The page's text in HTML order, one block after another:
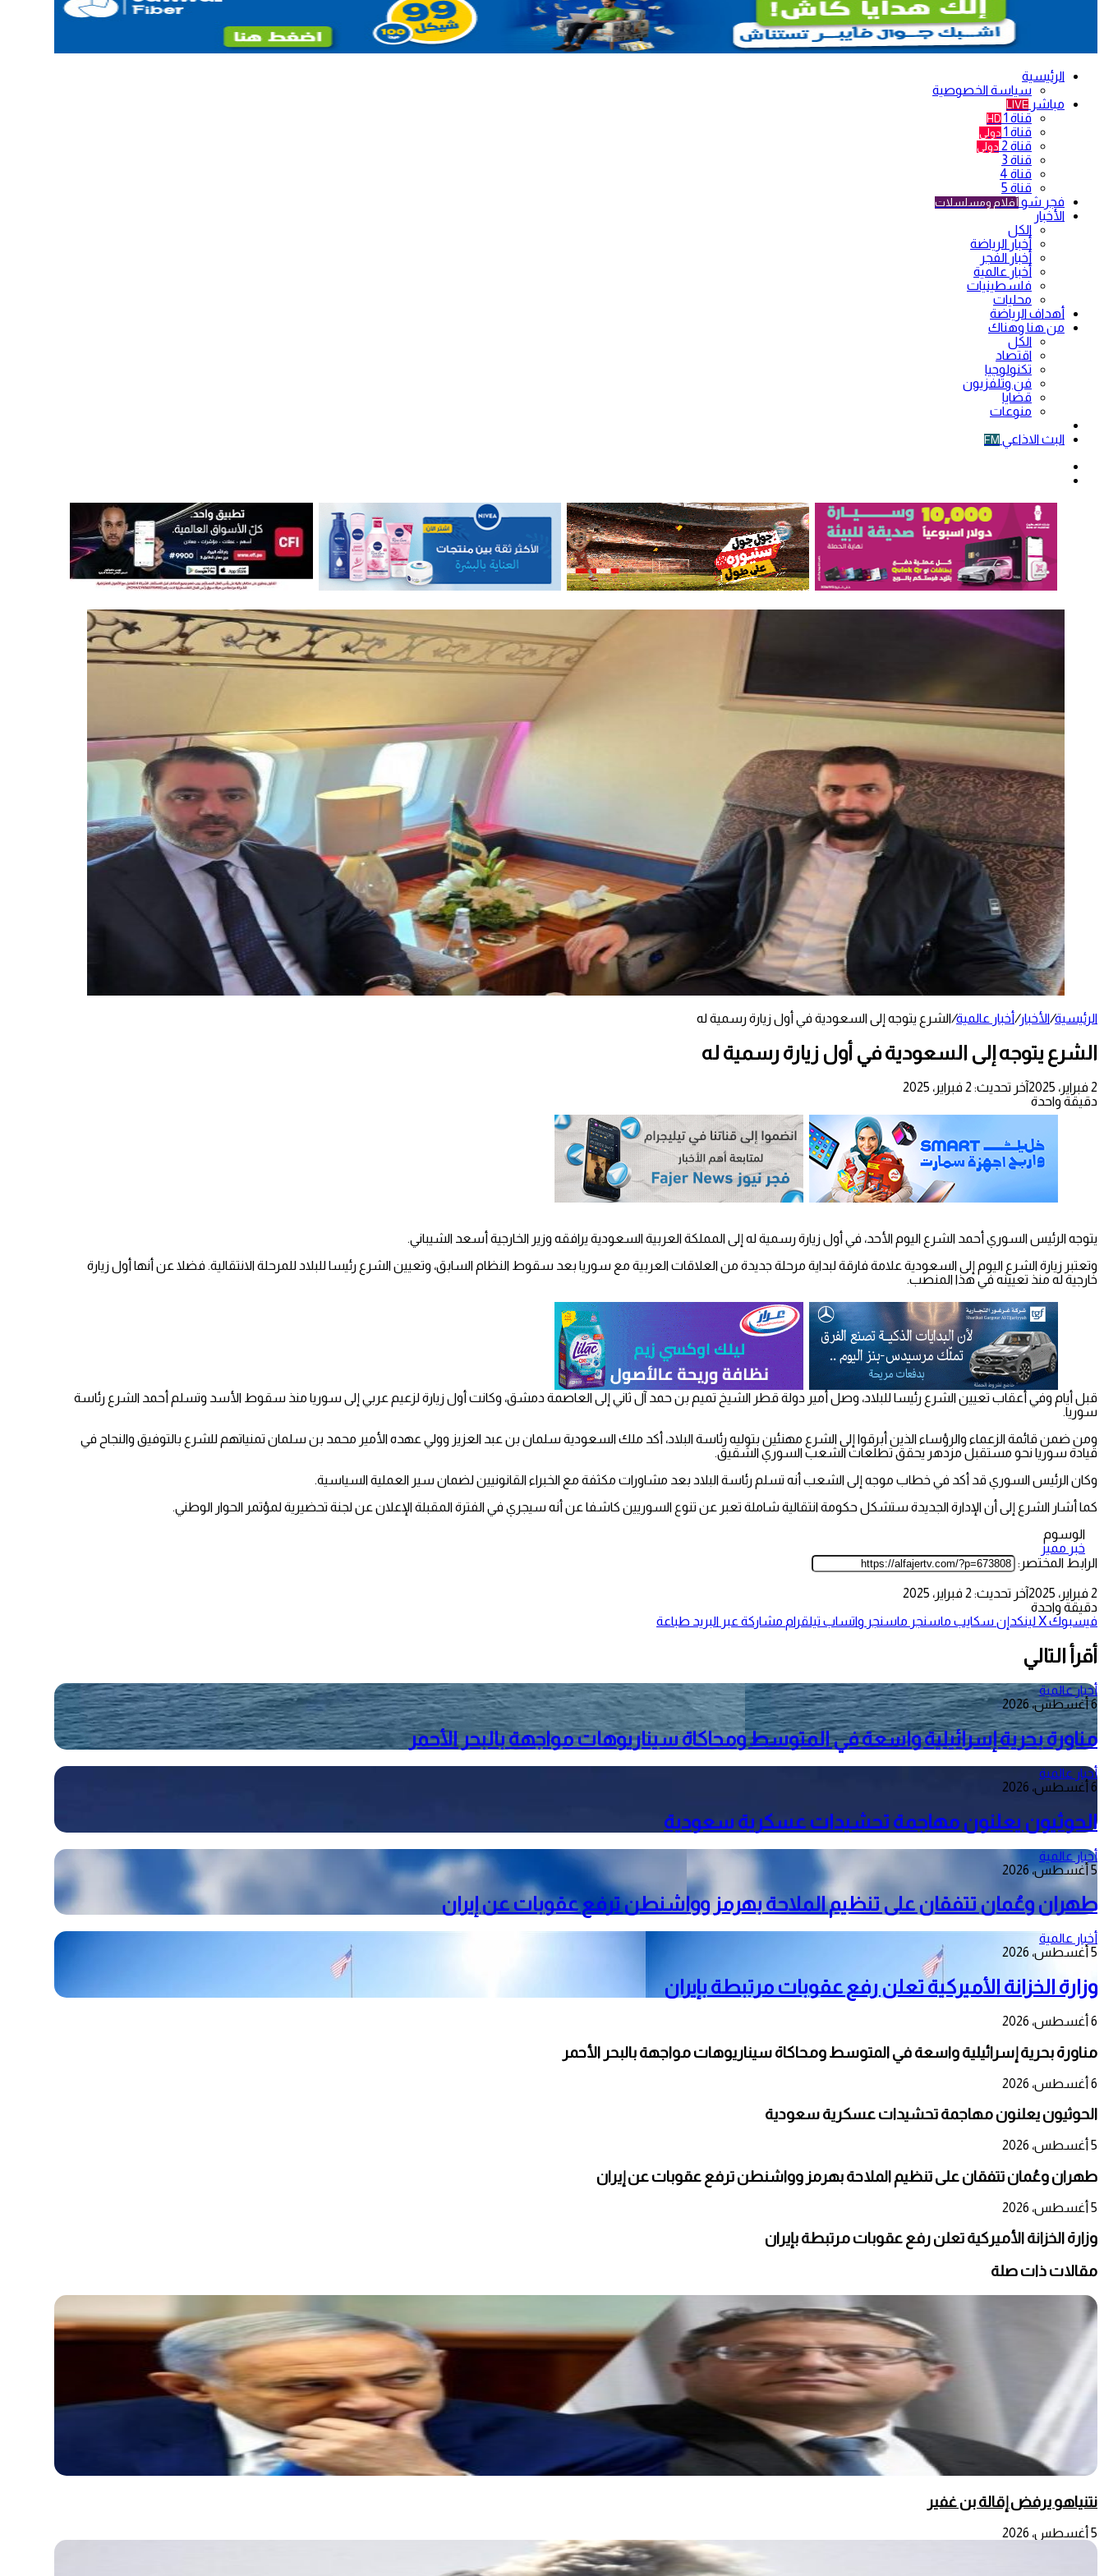
الرئيسية
سياسة الخصوصية
مباشر LIVE
قناة 1 HD
قناة 1 دولي
قناة 2 دولي
قناة 3
قناة 4
قناة 5
فجر شو أفلام ومسلسلات
الأخبار
الكل
أخبار الرياضة
أخبار الفجر
أخبار عالمية
فلسطينيات
محليات
أهداف الرياضة
من هنا وهناك
الكل
اقتصاد
تكنولوجيا
فن وتلفزيون
قضايا
منوعات
البث الاذاعي FM
الرئيسية/الأخبار/أخبار عالمية/الشرع يتوجه إلى السعودية في أول زيارة رسمية له
الشرع يتوجه إلى السعودية في أول زيارة رسمية له
2 فبراير، 2025
آخر تحديث: 2 فبراير، 2025
دقيقة واحدة
يتوجه الرئيس السوري أحمد الشرع اليوم الأحد، في أول زيارة رسمية له إلى المملكة العربية السعودية يرافقه وزير الخارجية أسعد الشيباني.
وتعتبر زيارة الشرع اليوم إلى السعودية علامة فارقة لبداية مرحلة جديدة من العلاقات العربية مع سوريا بعد سقوط النظام السابق، وتعيين الشرع رئيسا للبلاد للمرحلة الانتقالية. فضلا عن أنها أول زيارة
خارجية له منذ تعيينه في هذا المنصب.
قبل أيام وفي أعقاب تعيين الشرع رئيسا للبلاد، وصل أمير دولة قطر الشيخ تميم بن حمد آل ثاني إلى العاصمة دمشق، وكانت أول زيارة لزعيم عربي إلى سوريا منذ سقوط الأسد وتسلم أحمد الشرع رئاسة
سوريا.
ومن ضمن قائمة الزعماء والرؤساء الذين أبرقوا إلى الشرع مهنئين بتوليه رئاسة البلاد، أكد ملك السعودية سلمان بن عبد العزيز وولي عهده الأمير محمد بن سلمان تمنياتهم للشرع بالتوفيق والنجاح في
قيادة سوريا نحو مستقبل مزدهر يحقق تطلعات الشعب السوري الشقيق.
وكان الرئيس السوري قد أكد في خطاب موجه إلى الشعب أنه تسلم رئاسة البلاد بعد مشاورات مكثفة مع الخبراء القانونيين لضمان سير العملية السياسية.
كما أشار الشرع إلى أن الإدارة الجديدة ستشكل حكومة انتقالية شاملة تعبر عن تنوع السوريين كاشفا عن أنه سيجري في الفترة المقبلة الإعلان عن لجنة تحضيرية لمؤتمر الحوار الوطني.
الوسوم
خبر مميز
الرابط المختصر:
2 فبراير، 2025
آخر تحديث: 2 فبراير، 2025
دقيقة واحدة
فيسبوك‫Xلينكدإن سكايب ماسنجر ماسنجر واتساب تيلقرام مشاركة عبر البريد طباعة
أقرأ التالي
أخبار عالمية
6 أغسطس، 2026
مناورة بحرية إسرائيلية واسعة في المتوسط ومحاكاة سيناريوهات مواجهة بالبحر الأحمر
أخبار عالمية
6 أغسطس، 2026
الحوثيون يعلنون مهاجمة تحشيدات عسكرية سعودية
أخبار عالمية
5 أغسطس، 2026
طهران وعُمان تتفقان على تنظيم الملاحة بهرمز وواشنطن ترفع عقوبات عن إيران
أخبار عالمية
5 أغسطس، 2026
وزارة الخزانة الأميركية تعلن رفع عقوبات مرتبطة بإيران
6 أغسطس، 2026
مناورة بحرية إسرائيلية واسعة في المتوسط ومحاكاة سيناريوهات مواجهة بالبحر الأحمر
6 أغسطس، 2026
الحوثيون يعلنون مهاجمة تحشيدات عسكرية سعودية
5 أغسطس، 2026
طهران وعُمان تتفقان على تنظيم الملاحة بهرمز وواشنطن ترفع عقوبات عن إيران
5 أغسطس، 2026
وزارة الخزانة الأميركية تعلن رفع عقوبات مرتبطة بإيران
مقالات ذات صلة
نتنياهو يرفض إقالة بن غفير
5 أغسطس، 2026